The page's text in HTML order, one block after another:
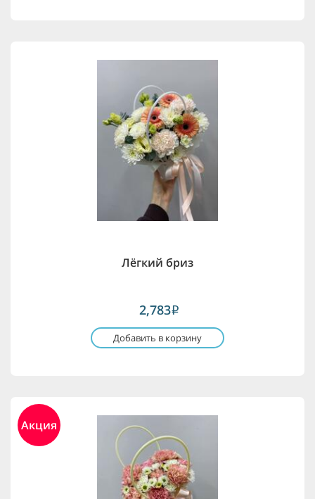
Лёгкий бриз
2,783i
Добавить в корзину
Акция